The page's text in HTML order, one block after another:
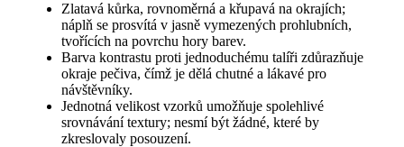
Zlatavá kůrka, rovnoměrná a křupavá na okrajích;
náplň se prosvítá v jasně vymezených prohlubních,
tvořících na povrchu hory barev.
Barva kontrastu proti jednoduchému talíři zdůrazňuje
okraje pečiva, čímž je dělá chutné a lákavé pro
návštěvníky.
Jednotná velikost vzorků umožňuje spolehlivé
srovnávání textury; nesmí být žádné, které by
zkreslovaly posouzení.